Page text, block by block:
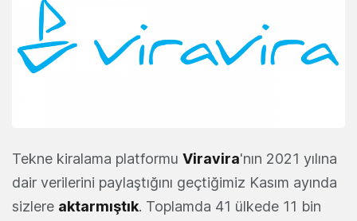
Tekne kiralama platformu Viravira'nın 2021 yılına
dair verilerini paylaştığını geçtiğimiz Kasım ayında
sizlere aktarmıştık. Toplamda 41 ülkede 11 bin